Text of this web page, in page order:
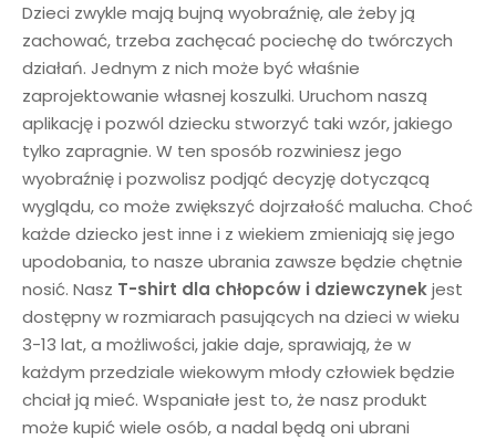
Dzieci zwykle mają bujną wyobraźnię, ale żeby ją
zachować, trzeba zachęcać pociechę do twórczych
działań. Jednym z nich może być właśnie
zaprojektowanie własnej koszulki. Uruchom naszą
aplikację i pozwól dziecku stworzyć taki wzór, jakiego
tylko zapragnie. W ten sposób rozwiniesz jego
wyobraźnię i pozwolisz podjąć decyzję dotyczącą
wyglądu, co może zwiększyć dojrzałość malucha. Choć
każde dziecko jest inne i z wiekiem zmieniają się jego
upodobania, to nasze ubrania zawsze będzie chętnie
nosić. Nasz T-shirt dla chłopców i dziewczynekjest
dostępny w rozmiarach pasujących na dzieci w wieku
3-13 lat, a możliwości, jakie daje, sprawiają, że w
każdym przedziale wiekowym młody człowiek będzie
chciał ją mieć. Wspaniałe jest to, że nasz produkt
może kupić wiele osób, a nadal będą oni ubrani